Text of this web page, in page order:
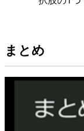
まとめ